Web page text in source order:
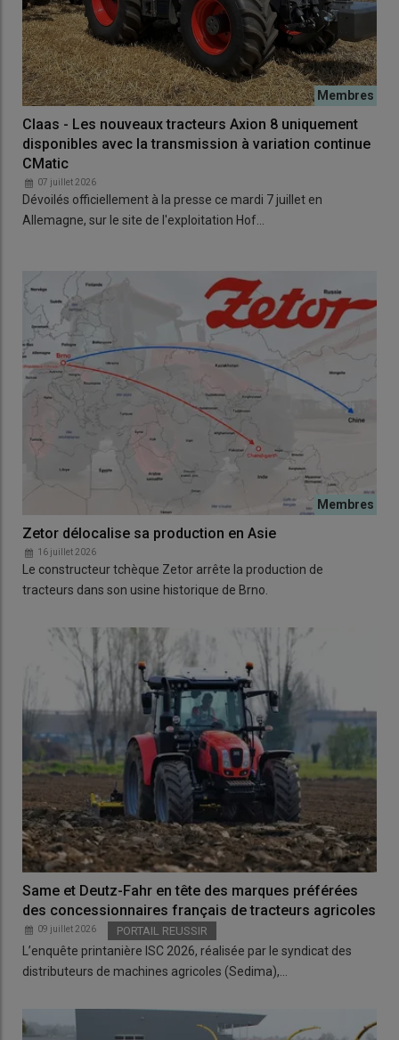
Claas - Les nouveaux tracteurs Axion 8 uniquement
disponibles avec la transmission à variation continue
CMatic
07 juillet 2026
Dévoilés officiellement à la presse ce mardi 7 juillet en
Allemagne, sur le site de l'exploitation Hof…
Zetor délocalise sa production en Asie
16 juillet 2026
Le constructeur tchèque Zetor arrête la production de
tracteurs dans son usine historique de Brno.
Same et Deutz-Fahr en tête des marques préférées
des concessionnaires français de tracteurs agricoles
09 juillet 2026 PORTAIL REUSSIR
L’enquête printanière ISC 2026, réalisée par le syndicat des
distributeurs de machines agricoles (Sedima),…